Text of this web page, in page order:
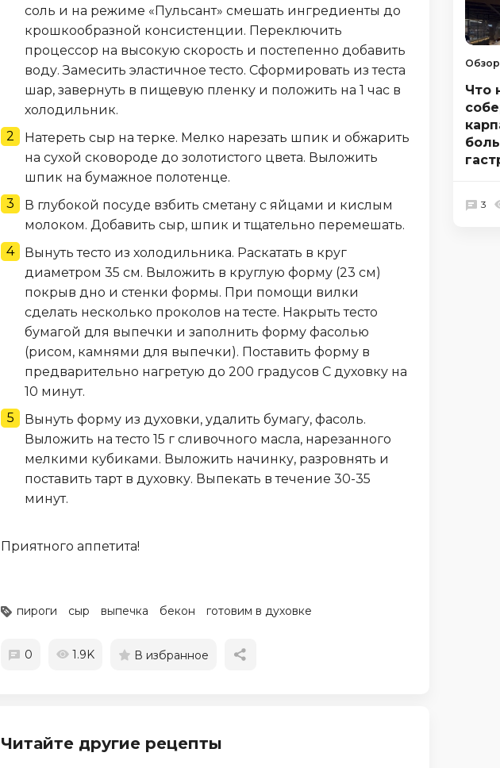
соль и на режиме «Пульсант» смешать ингредиенты до
крошкообразной консистенции. Переключить
процессор на высокую скорость и постепенно добавить
воду. Замесить эластичное тесто. Сформировать из теста
шар, завернуть в пищевую пленку и положить на 1 час в
холодильник.
Натереть сыр на терке. Мелко нарезать шпик и обжарить
на сухой сковороде до золотистого цвета. Выложить
шпик на бумажное полотенце.
В глубокой посуде взбить сметану с яйцами и кислым
молоком. Добавить сыр, шпик и тщательно перемешать.
Вынуть тесто из холодильника. Раскатать в круг
диаметром 35 см. Выложить в круглую форму (23 см)
покрыв дно и стенки формы. При помощи вилки
сделать несколько проколов на тесте. Накрыть тесто
бумагой для выпечки и заполнить форму фасолью
(рисом, камнями для выпечки). Поставить форму в
предварительно нагретую до 200 градусов C духовку на
10 минут.
Вынуть форму из духовки, удалить бумагу, фасоль.
Выложить на тесто 15 г сливочного масла, нарезанного
мелкими кубиками. Выложить начинку, разровнять и
поставить тарт в духовку. Выпекать в течение 30-35
минут.
Приятного аппетита!
пироги сыр выпечка бекон готовим в духовке
0 1.9K В избранное
Читайте другие рецепты
Что
3